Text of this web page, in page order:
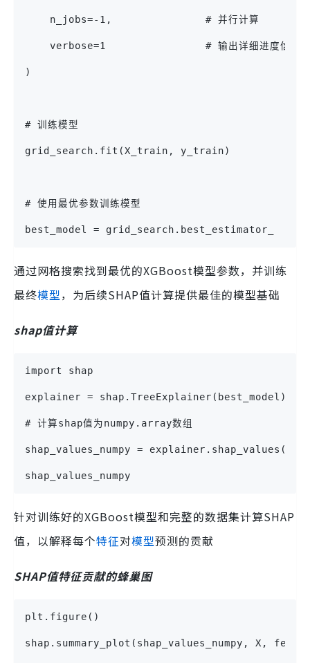
    n_jobs=-1,               # 并行计算
    verbose=1                # 输出详细进度信息
)
# 训练模型
grid_search.fit(X_train, y_train)
# 使用最优参数训练模型
best_model = grid_search.best_estimator_
通过网格搜索找到最优的XGBoost模型参数，并训练
最终模型，为后续SHAP值计算提供最佳的模型基础
shap值计算
import shap
explainer = shap.TreeExplainer(best_model)
# 计算shap值为numpy.array数组
shap_values_numpy = explainer.shap_values(X)
shap_values_numpy
针对训练好的XGBoost模型和完整的数据集计算SHAP
值，以解释每个特征对模型预测的贡献
SHAP值特征贡献的蜂巢图
plt.figure()
shap.summary_plot(shap_values_numpy, X,